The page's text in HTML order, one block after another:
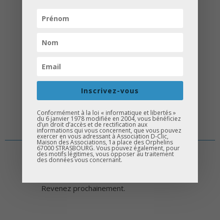
D-Clic Métiers
D-Clic Sport & Culture
Revenez prochainement.
Inscrivez-vous
Conformément à la loi « informatique et libertés »
du 6 janvier 1978 modifiée en 2004, vous bénéficiez
d’un droit d’accès et de rectification aux
informations qui vous concernent, que vous pouvez
exercer en vous adressant à Association D-Clic,
Maison des Associations, 1a place des Orphelins
67000 STRASBOURG. Vous pouvez également, pour
des motifs légitimes, vous opposer au traitement
des données vous concernant.